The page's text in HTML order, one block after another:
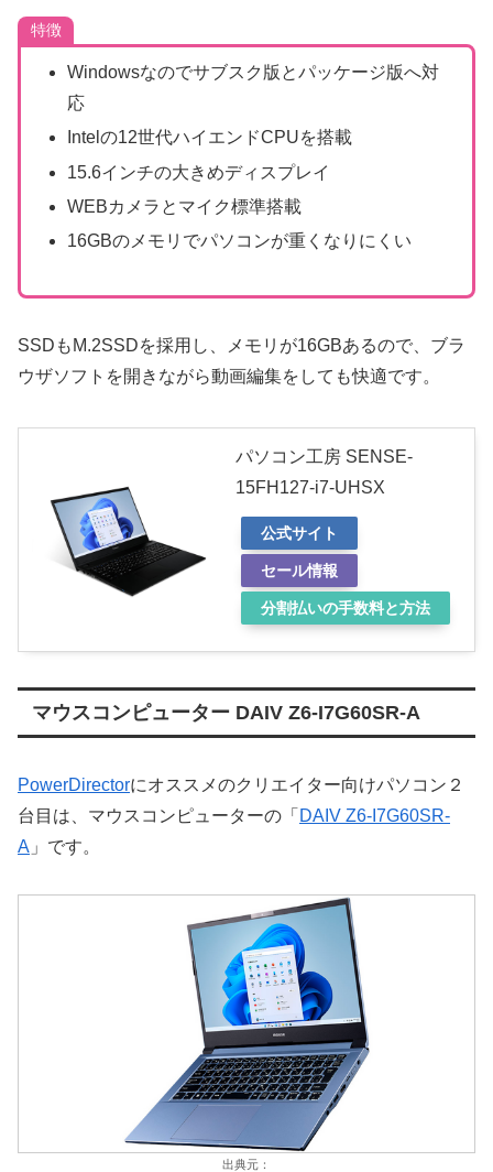
特徴
Windowsなのでサブスク版とパッケージ版へ対
応
Intelの12世代ハイエンドCPUを搭載
15.6インチの大きめディスプレイ
WEBカメラとマイク標準搭載
16GBのメモリでパソコンが重くなりにくい
SSDもM.2SSDを採用し、メモリが16GBあるので、ブラ
ウザソフトを開きながら動画編集をしても快適です。
パソコン工房 SENSE-
15FH127-i7-UHSX
公式サイト
セール情報
分割払いの手数料と方法
マウスコンピューター DAIV Z6-I7G60SR-A
PowerDirectorにオススメのクリエイター向けパソコン２
台目は、マウスコンピューターの「 DAIV Z6-I7G60SR-
A 」です。
出典元：